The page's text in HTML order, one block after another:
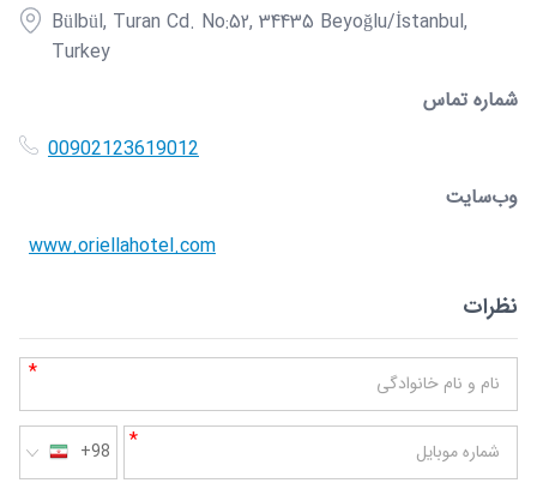
Bülbül, Turan Cd. No:52, 34435 Beyoğlu/İstanbul,
Turkey
شماره تماس
00902123619012
وب‌سایت
www.oriellahotel.com
نظرات
نام و نام خانوادگی *
+98 شماره موبایل *